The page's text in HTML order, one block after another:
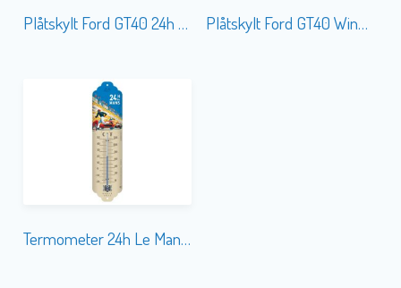
Plåtskylt Ford GT40 24h Le Mans 1966 30×40 Plåtskylt Ford GT40 Winners 1966 30×40
Termometer 24h Le Mans Racing Poster Blue